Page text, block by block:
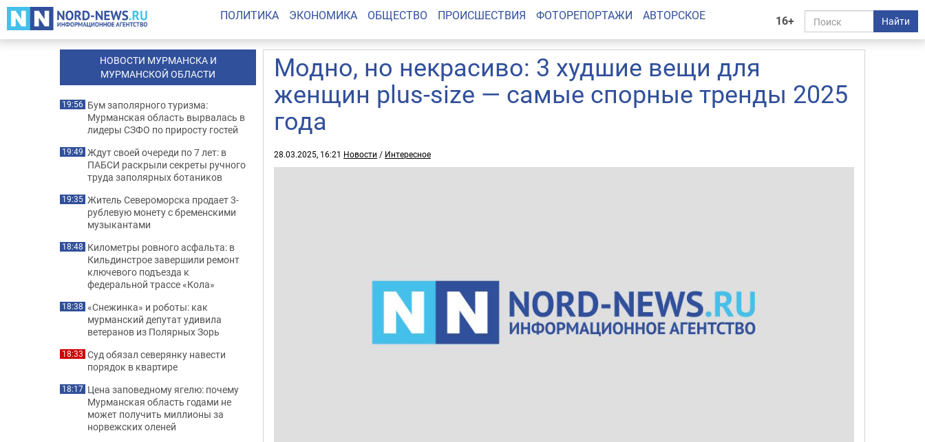
16+ Найти
ПОЛИТИКА ЭКОНОМИКА ОБЩЕСТВО ПРОИСШЕСТВИЯ ФОТОРЕПОРТАЖИ АВТОРСКОЕ
Модно, но некрасиво: 3 худшие вещи для
женщин plus-size — самые спорные тренды 2025
года
28.03.2025, 16:21 Новости / Интересное
НОВОСТИ МУРМАНСКА И
МУРМАНСКОЙ ОБЛАСТИ
19:56 Бум заполярного туризма:
Мурманская область вырвалась в
лидеры СЗФО по приросту гостей
19:49 Ждут своей очереди по 7 лет: в
ПАБСИ раскрыли секреты ручного
труда заполярных ботаников
19:35 Житель Североморска продает 3-
рублевую монету с бременскими
музыкантами
18:48 Километры ровного асфальта: в
Кильдинстрое завершили ремонт
ключевого подъезда к
федеральной трассе «Кола»
18:38 «Снежинка» и роботы: как
мурманский депутат удивила
ветеранов из Полярных Зорь
18:33 Суд обязал северянку навести
порядок в квартире
18:17 Цена заповедному ягелю: почему
Мурманская область годами не
может получить миллионы за
норвежских оленей